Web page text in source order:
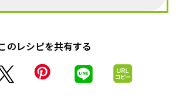
のレシピを共有する